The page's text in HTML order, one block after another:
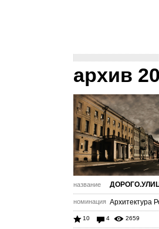
архив
название
номинация Архитектура
10 4 2659